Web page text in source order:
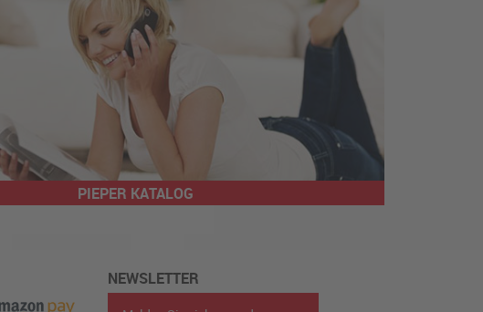
PIEPER KATALOG
NEWSLETTER